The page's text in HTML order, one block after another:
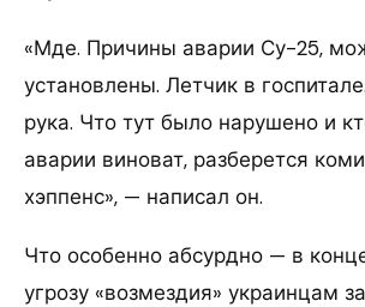
«Мде. Причины аварии Су-25,
установлены. Летчик в
рука. Что тут было нарушено и
аварии виноват, разберется
хэппенс», — написал он.
Что особенно абсурдно — в
угрозу «возмездия» украинцам